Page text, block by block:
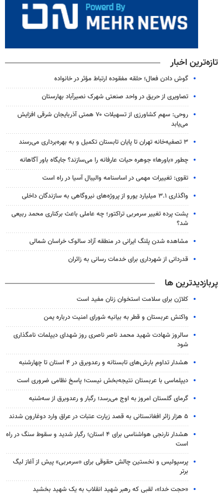
تازه‌ترین اخبار
گوش دادن فعال؛ حلقه مفقوده ارتباط مؤثر در خانواده
تصاویری از حریق در واحد صنعتی شهرک نصیرآباد بهارستان
روحی: سهم کشاورزی از تسهیلات ۷۰ همتی آذربایجان شرقی افزایش
می‌یابد
۳ ﺗﺼﻔﻴﻪ‌ﺧﺎﻧﻪ‌ تهران تا پایان تابستان تکمیل و به بهره‌برداری می‌رسند
چطور «باورها» جوهره حیات عارفانه را می‌سازند؟ جایگاه باور آگاهانه
تقوی: تغییرات مهمی در اساسنامه والیبال آسیا در راه است
واگذاری ۳.۱ میلیارد یورو از پروژه‌های نیروگاهی به سازندگان داخلی
پشت پرده تغییر سرمربی تراکتور؛ چه عاملی باعث برکناری محمد ربیعی
شد؟
مشاهده شدن پلنگ ایرانی در منطقه آزاد سالوک خراسان شمالی
قدردانی از شهرداری برای خدمات رسانی به زائران
پربازدیدترین ها
کلاژن برای سلامت استخوان زنان مفید است
واکنش عربستان و قطر به بیانیه شورای امنیت درباره یمن
سالروز شهادت شهید محمد ناصر ناصری روز شهدای دیپلمات نامگذاری
شود
هشدار تداوم بارش‌های تابستانه و رعدوبرق در ۴ استان تا چهارشنبه
دیپلماسی با عربستان نتیجه‌بخش نیست؛ پاسخ نظامی ضروری است
گرمای گلستان امروز به اوج می‌رسد؛ رگبار و رعدوبرق از سه‌شنبه
۵ هزار زائر افغانستانی به قصد زیارت عتبات در عراق وارد دوغارون شدند
هشدار نارنجی هواشناسی برای ۴ استان؛ رگبار شدید و سقوط سنگ در راه
است
پرسپولیس و نخستین چالش حقوقی برای «سرمربی» پیش از آغاز لیگ
برتر
«حجت خدا»، لقبی که رهبر شهید انقلاب به یک شهید بخشید